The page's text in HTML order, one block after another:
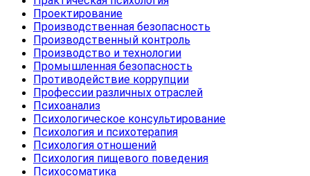
Проектирование
Производственная безопасность
Производственный контроль
Производство и технологии
Промышленная безопасность
Противодействие коррупции
Профессии различных отраслей
Психоанализ
Психологическое консультирование
Психология и психотерапия
Психология отношений
Психология пищевого поведения
Психосоматика